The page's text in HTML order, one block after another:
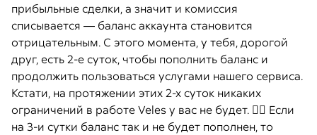
прибыльные сделки, а значит и комиссия
списывается ― баланс аккаунта становится
отрицательным. С этого момента, у тебя, дорогой
друг, есть 2-е суток, чтобы пополнить баланс и
продолжить пользоваться услугами нашего сервиса.
Кстати, на протяжении этих 2-х суток никаких
ограничений в работе Veles у вас не будет. 👌🏻 Если
на 3-и сутки баланс так и не будет пополнен, то